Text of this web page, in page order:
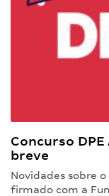
Concurso DPE
breve
Novidades sobre
firmado com a